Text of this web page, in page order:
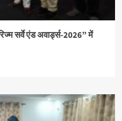
सर्वे एंड अवार्ड्स-2026” में